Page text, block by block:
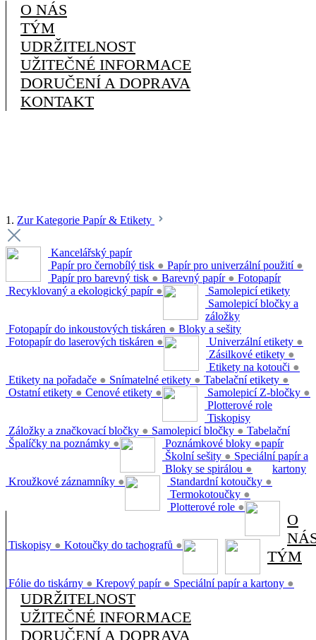
O NÁS
TÝM
UDRŽITELNOST
UŽITEČNÉ INFORMACE
DORUČENÍ A DOPRAVA
KONTAKT
1. Zur Kategorie Papír & Etikety
Kancelářský papír
Papír pro černobílý tisk ● Papír pro univerzální použití ●
Papír pro barevný tisk ● Barevný papír ●
Recyklovaný a ekologický papír ●
Fotopapír
Fotopapír do inkoustových tiskáren ●
Fotopapír do laserových tiskáren ●
Samolepicí etikety
Univerzální etikety ●
Zásilkové etikety ●
Etikety na kotouči ●
Etikety na pořadače ● Snímatelné etikety ● Tabelační etikety ●
Ostatní etikety ● Cenové etikety ●
Samolepicí bločky a
záložky
Samolepicí Z-bločky ●
Záložky a značkovací bločky ● Samolepicí bločky ●
Špalíčky na poznámky ●
Bloky a sešity
Poznámkové bloky ●
Školní sešity ●
Bloky se spirálou ●
Kroužkové záznamníky ●
Plotterové role
Standardní kotoučky ●
Termokotoučky ●
Plotterové role ●
Tiskopisy
Tiskopisy ● Kotoučky do tachografů ●
Tabelační
papír
Speciální papír a
kartony
Fólie do tiskárny ● Krepový papír ● Speciální papír a kartony ●
O
TÝM
UDRŽITELNOST
UŽITEČNÉ INFORMACE
DORUČENÍ A DOPRAVA